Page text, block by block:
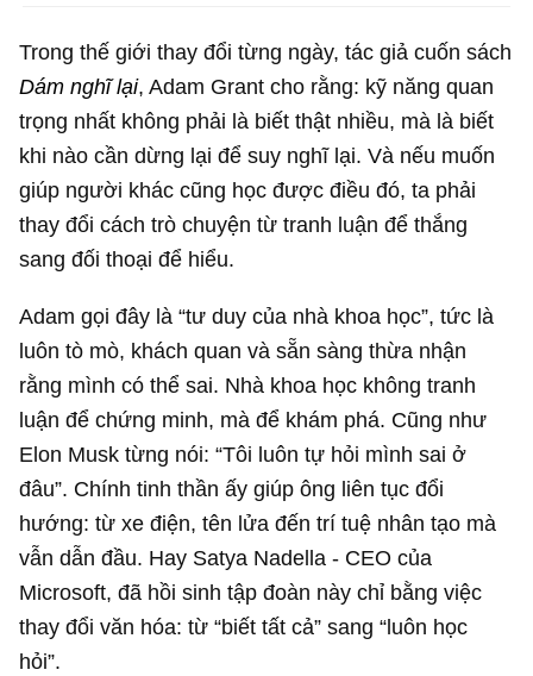
Trong thế giới thay đổi từng ngày, tác giả cuốn sách
Dám nghĩ lại, Adam Grant cho rằng: kỹ năng quan
trọng nhất không phải là biết thật nhiều, mà là biết
khi nào cần dừng lại để suy nghĩ lại. Và nếu muốn
giúp người khác cũng học được điều đó, ta phải
thay đổi cách trò chuyện từ tranh luận để thắng
sang đối thoại để hiểu.
Adam gọi đây là “tư duy của nhà khoa học”, tức là
luôn tò mò, khách quan và sẵn sàng thừa nhận
rằng mình có thể sai. Nhà khoa học không tranh
luận để chứng minh, mà để khám phá. Cũng như
Elon Musk từng nói: “Tôi luôn tự hỏi mình sai ở
đâu”. Chính tinh thần ấy giúp ông liên tục đổi
hướng: từ xe điện, tên lửa đến trí tuệ nhân tạo mà
vẫn dẫn đầu. Hay Satya Nadella - CEO của
Microsoft, đã hồi sinh tập đoàn này chỉ bằng việc
thay đổi văn hóa: từ “biết tất cả” sang “luôn học
hỏi”.